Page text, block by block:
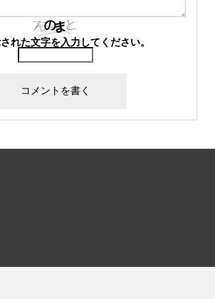
された文字を入力してください。